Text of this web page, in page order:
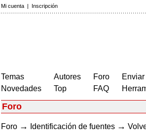
Mi cuenta | Inscripción
Temas
Novedades
Autores
Top
Foro
FAQ
Foro
Foro → Identificación de fuentes →